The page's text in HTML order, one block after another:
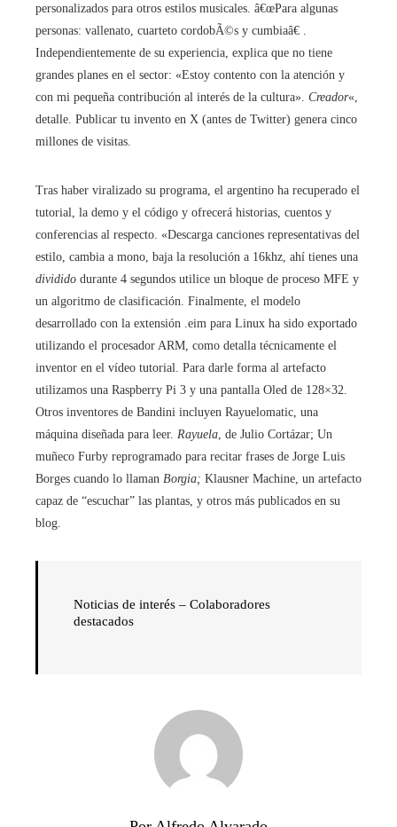
personalizados para otros estilos musicales. â€œPara algunas
personas: vallenato, cuarteto cordobÃ©s y cumbiaâ€ .
Independientemente de su experiencia, explica que no tiene
grandes planes en el sector: «Estoy contento con la atención y
con mi pequeña contribución al interés de la cultura». Creador«,
detalle. Publicar tu invento en X (antes de Twitter) genera cinco
millones de visitas.
Tras haber viralizado su programa, el argentino ha recuperado el
tutorial, la demo y el código y ofrecerá historias, cuentos y
conferencias al respecto. «Descarga canciones representativas del
estilo, cambia a mono, baja la resolución a 16khz, ahí tienes una
dividido durante 4 segundos utilice un bloque de proceso MFE y
un algoritmo de clasificación. Finalmente, el modelo
desarrollado con la extensión .eim para Linux ha sido exportado
utilizando el procesador ARM, como detalla técnicamente el
inventor en el vídeo tutorial. Para darle forma al artefacto
utilizamos una Raspberry Pi 3 y una pantalla Oled de 128×32.
Otros inventores de Bandini incluyen Rayuelomatic, una
máquina diseñada para leer. Rayuela , de Julio Cortázar; Un
muñeco Furby reprogramado para recitar frases de Jorge Luis
Borges cuando lo llaman Borgia; Klausner Machine, un artefacto
capaz de “escuchar” las plantas, y otros más publicados en su
blog.
Noticias de interés – Colaboradores
destacados